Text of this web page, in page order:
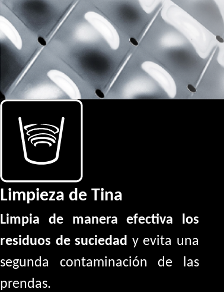
Limpieza de Tina
Limpia de manera efectiva los
residuos de suciedad y evita una
segunda contaminación de las
prendas.